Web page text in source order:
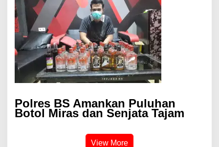
Polres BS Amankan Puluhan
Botol Miras dan Senjata Tajam
View More